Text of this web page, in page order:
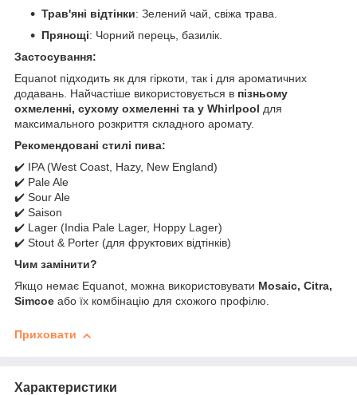
Трав'яні відтінки: Зелений чай, свіжа трава.
Прянощі: Чорний перець, базилік.
Застосування:
Equanot підходить як для гіркоти, так і для ароматичних
додавань. Найчастіше використовується в пізньому
охмеленні, сухому охмеленні та у Whirlpool для
максимального розкриття складного аромату.
Рекомендовані стилі пива:
✔️ IPA (West Coast, Hazy, New England)
✔️ Pale Ale
✔️ Sour Ale
✔️ Saison
✔️ Lager (India Pale Lager, Hoppy Lager)
✔️ Stout & Porter (для фруктових відтінків)
Чим замінити?
Якщо немає Equanot, можна використовувати Mosaic, Citra,
Simcoe або їх комбінацію для схожого профілю.
Приховати
Характеристики